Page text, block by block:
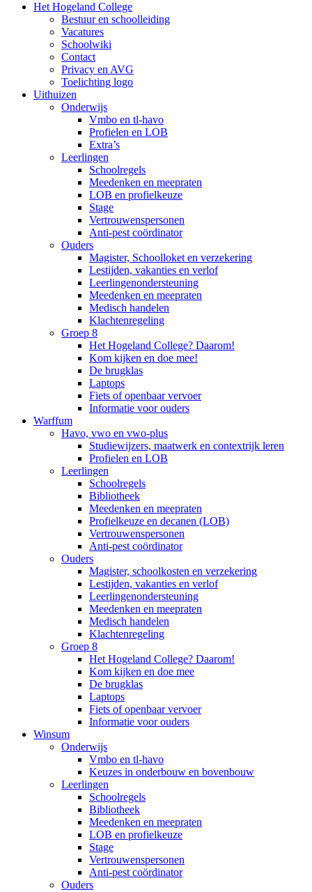
Het Hogeland College
Bestuur en schoolleiding
Vacatures
Schoolwiki
Contact
Privacy en AVG
Toelichting logo
Uithuizen
Onderwijs
Vmbo en tl-havo
Profielen en LOB
Extra’s
Leerlingen
Schoolregels
Meedenken en meepraten
LOB en profielkeuze
Stage
Vertrouwenspersonen
Anti-pest coördinator
Ouders
Magister, Schoolloket en verzekering
Lestijden, vakanties en verlof
Leerlingenondersteuning
Meedenken en meepraten
Medisch handelen
Klachtenregeling
Groep 8
Het Hogeland College? Daarom!
Kom kijken en doe mee!
De brugklas
Laptops
Fiets of openbaar vervoer
Informatie voor ouders
Warffum
Havo, vwo en vwo-plus
Studiewijzers, maatwerk en contextrijk leren
Profielen en LOB
Leerlingen
Schoolregels
Bibliotheek
Meedenken en meepraten
Profielkeuze en decanen (LOB)
Vertrouwenspersonen
Anti-pest coördinator
Ouders
Magister, schoolkosten en verzekering
Lestijden, vakanties en verlof
Leerlingenondersteuning
Meedenken en meepraten
Medisch handelen
Klachtenregeling
Groep 8
Het Hogeland College? Daarom!
Kom kijken en doe mee
De brugklas
Laptops
Fiets of openbaar vervoer
Informatie voor ouders
Winsum
Onderwijs
Vmbo en tl-havo
Keuzes in onderbouw en bovenbouw
Leerlingen
Schoolregels
Bibliotheek
Meedenken en meepraten
LOB en profielkeuze
Stage
Vertrouwenspersonen
Anti-pest coördinator
Ouders